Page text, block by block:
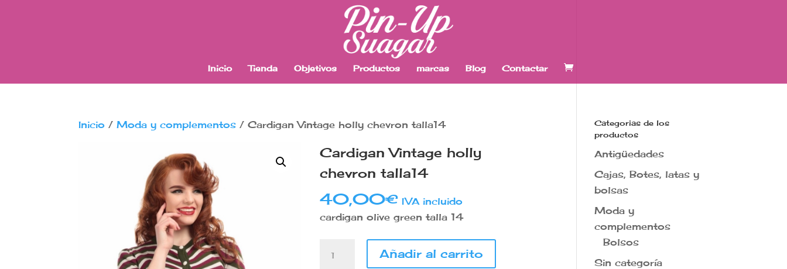
Inicio Tienda Objetivos Productos marcas Blog Contactar
Inicio /Moda y complementos / Cardigan Vintage holly chevron talla14
Cardigan Vintage holly
chevron talla14
40,00€ IVA incluido
cardigan olive green talla 14
Vintage
Añadir al carrito
Categorias de los
productos
Antigüedades
Cajas, Botes, latas y
bolsas
Moda y
complementos
Bolsos
Sin categoría